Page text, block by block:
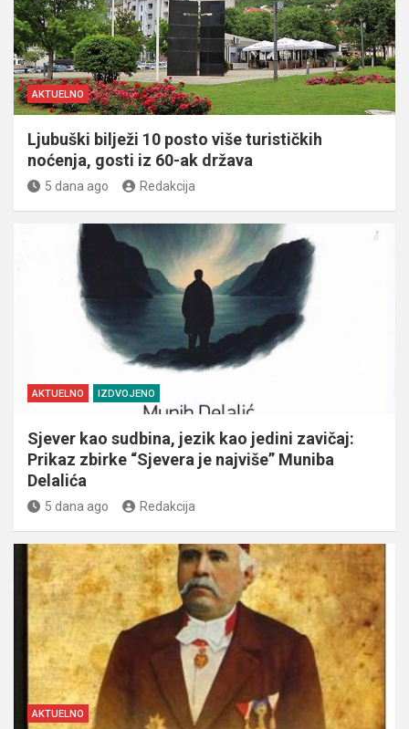
AKTUELNO
Ljubuški bilježi 10 posto više turističkih
noćenja, gosti iz 60-ak država
5 dana ago Redakcija
AKTUELNO IZDVOJENO
Sjever kao sudbina, jezik kao jedini zavičaj:
Prikaz zbirke “Sjevera je najviše” Muniba
Delalića
5 dana ago Redakcija
AKTUELNO